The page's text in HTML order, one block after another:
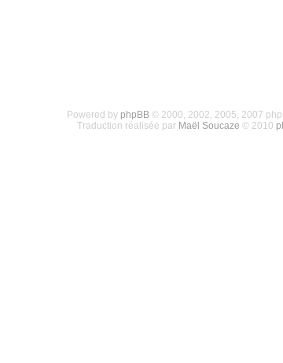
Powered by phpBB© 2000, 2002, 2005, 2007
Traduction réalisée par Maël Soucaze © 2010